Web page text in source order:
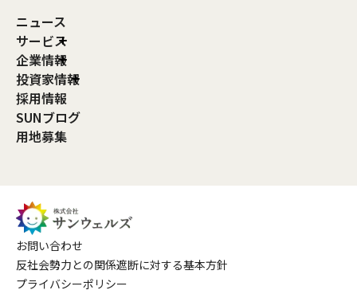
ニュース
サービス
企業情報
投資家情報
採用情報
SUNブログ
用地募集
お問い合わせ
反社会勢力との関係遮断に対する基本方針
プライバシーポリシー